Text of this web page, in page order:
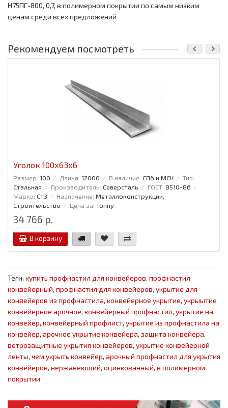
Н75ПГ-800, 0,7, в полимерном покрытии по самым низким
ценам среди всех предложений
Рекомендуем посмотреть
Уголок 100x63x6
Размер: 100 Длина: 12000 В наличие: СПб и МСК
Тип:
Стальная
Производитель: Северсталь ГОСТ: 8510-86
Марка: Ст3 Назначение: Металлоконструкции,
Строительство
Цена за: Тонну
34 766 р.
В корзину
Теги: купить профнастил для конвейеров, профнастил
конвейерный, профнастил для конвейеров, укрытие для
конвейеров из профнастила, конвейерное укрытие, укрыытие
конвейерное арочное, конвейерный профнастил, укрытие на
конвейер, конвейерный профлист, укрытие из профнастила на
конвейер, арочное укрытие конвейера, защита конвейера,
ветрозащитные укрытия конвейеров, укрытие конвейерной
ленты, чем укрыть конвейер, арочный профнастил для укрытия
конвейеров, нержавеющий, оцинкованный, в полимерном
покрытии